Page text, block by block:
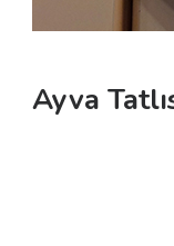
Ayva